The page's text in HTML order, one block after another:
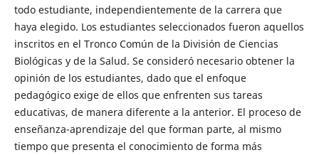
todo estudiante, independientemente de la carrera que
haya elegido. Los estudiantes seleccionados fueron aquellos
inscritos en el Tronco Común de la División de Ciencias
Biológicas y de la Salud. Se consideró necesario obtener la
opinión de los estudiantes, dado que el enfoque
pedagógico exige de ellos que enfrenten sus tareas
educativas, de manera diferente a la anterior. El proceso de
enseñanza-aprendizaje del que forman parte, al mismo
tiempo que presenta el conocimiento de forma más